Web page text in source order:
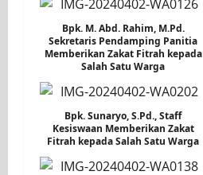
Bpk. M. Abd. Rahim, M.Pd.
Sekretaris Pendamping Panitia
Memberikan Zakat Fitrah kepada
Salah Satu Warga
Bpk. Sunaryo, S.Pd., Staff
Kesiswaan Memberikan Zakat
Fitrah kepada Salah Satu Warga